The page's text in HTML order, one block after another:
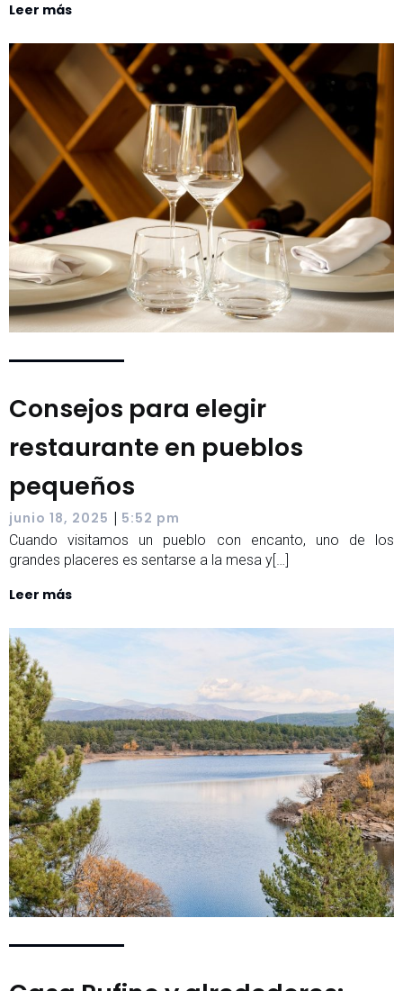
Leer más
Consejos para elegir
restaurante en pueblos
pequeños
junio 18, 2025 | 5:52 pm
Cuando visitamos un pueblo con encanto, uno de los
grandes placeres es sentarse a la mesa y[…]
Leer más